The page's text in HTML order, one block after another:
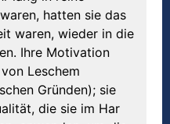
hatten sie das
waren, wieder in die
Ihre Motivation
Leschem
Gründen); sie
die sie im Har